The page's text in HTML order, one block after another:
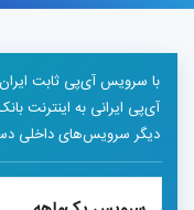
با سرویس آی‌پی ثابت ایران
آی‌پی ایرانی به اینترنت
دیگر سرویس‌های داخلی